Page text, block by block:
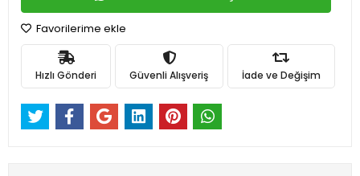
Favorilerime ekle
Hızlı Gönderi Güvenli Alışveriş İade ve Değişim